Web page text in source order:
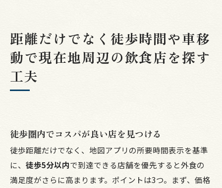
距離だけでなく徒歩時間や車移
動で現在地周辺の飲食店を探す
工夫
徒歩圏内でコスパが良い店を見つける
徒歩距離だけでなく、地図アプリの所要時間表示を基準
に、 徒歩5分以内で到達できる店舗を優先すると外食の
満足度がさらに高まります。ポイントは3つ。まず、価格